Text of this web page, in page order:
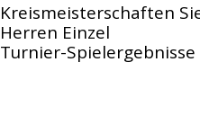
Kreismeisterschaften
Herren Einzel
Turnier-Spielergebnisse